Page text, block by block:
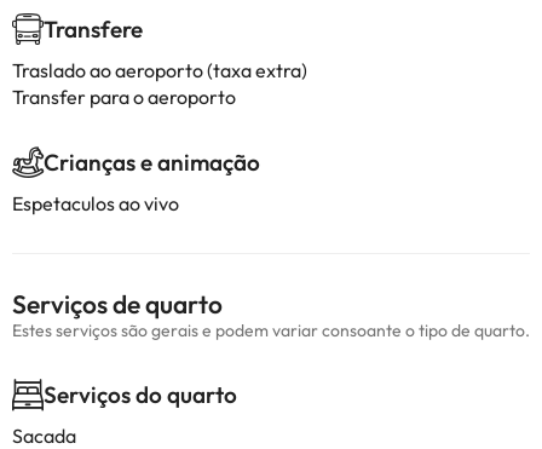
Transfere
Traslado ao aeroporto (taxa extra)
Transfer para o aeroporto
Crianças e animação
Espetaculos ao vivo
Serviços de quarto
Estes serviços são gerais e podem variar consoante o tipo de quarto.
Serviços do quarto
Sacada